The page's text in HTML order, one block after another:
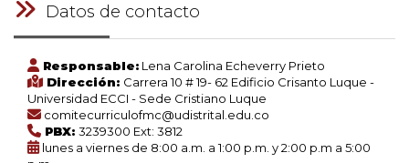
Datos de contacto
Responsable: Lena Carolina Echeverry Prieto
Dirección: Carrera 10 # 19- 62 Edificio Crisanto Luque -
Universidad ECCI - Sede Cristiano Luque
comitecurriculofmc@udistrital.edu.co
PBX: 3239300 Ext: 3812
lunes a viernes de 8:00 a.m. a 1:00 p.m. y 2:00 p.m a 5:00